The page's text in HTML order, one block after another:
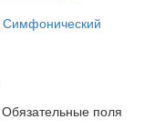
Симфонический
Обязательные поля